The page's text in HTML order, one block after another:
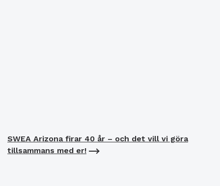
SWEA Arizona firar 40 år – och det vill vi göra
tillsammans med er!